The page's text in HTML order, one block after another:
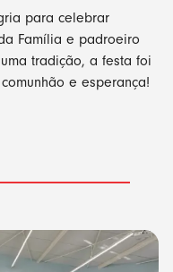
para celebrar
Família e padroeiro
tradição, a festa foi
e esperança!